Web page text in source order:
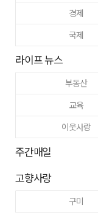
경제
국제
라이프 뉴스
부동산
교육
이웃사랑
주간매일
고향사랑
구미